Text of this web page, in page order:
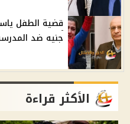
جنيه ضد
الأكثر قراءة